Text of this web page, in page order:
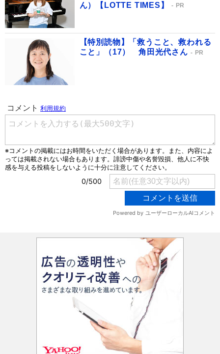
ん）【LOTTE TIMES】
PR
【特別読物】「救うこと、救われる
こと」（17） 角田光代さん
PR